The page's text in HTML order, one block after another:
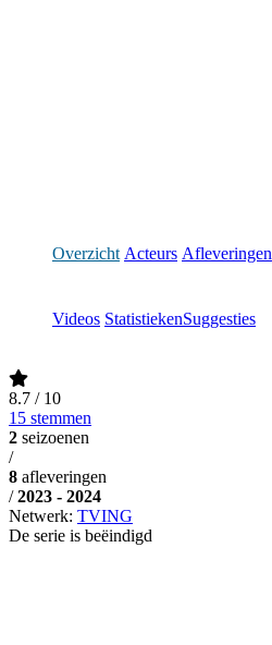
Overzicht Acteurs Afleveringen
Videos StatistiekenSuggesties
8.7 / 10
15 stemmen
2 seizoenen
/
8 afleveringen
/ 2023 - 2024
Netwerk: TVING
De serie is beëindigd